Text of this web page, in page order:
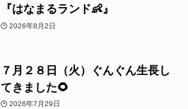
『はなまるランド👶』
2026年8月2日
７月２８日（火）ぐんぐん生長し
てきました🌻
2026年7月29日